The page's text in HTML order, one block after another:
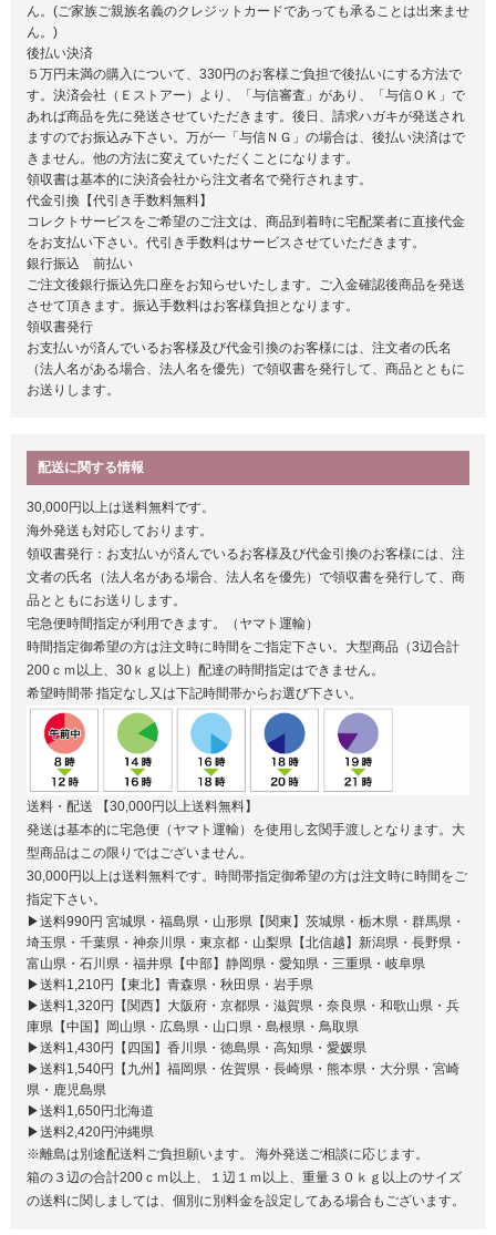
ん。(ご家族ご親族名義のクレジットカードであっても承ることは出来ませ
ん。)
後払い決済
５万円未満の購入について、330円のお客様ご負担で後払いにする方法で
す。決済会社（Ｅストアー）より、「与信審査」があり、「与信ＯＫ」で
あれば商品を先に発送させていただきます。後日、請求ハガキが発送され
ますのでお振込み下さい。万が一「与信ＮＧ」の場合は、後払い決済はで
きません。他の方法に変えていただくことになります。
領収書は基本的に決済会社から注文者名で発行されます。
代金引換【代引き手数料無料】
コレクトサービスをご希望のご注文は、商品到着時に宅配業者に直接代金
をお支払い下さい。代引き手数料はサービスさせていただきます。
銀行振込 前払い
ご注文後銀行振込先口座をお知らせいたします。ご入金確認後商品を発送
させて頂きます。振込手数料はお客様負担となります。
領収書発行
お支払いが済んでいるお客様及び代金引換のお客様には、注文者の氏名
（法人名がある場合、法人名を優先）で領収書を発行して、商品とともに
お送りします。
配送に関する情報
30,000円以上は送料無料です。
海外発送も対応しております。
領収書発行：お支払いが済んでいるお客様及び代金引換のお客様には、注
文者の氏名（法人名がある場合、法人名を優先）で領収書を発行して、商
品とともにお送りします。
宅急便時間指定が利用できます。（ヤマト運輸）
時間指定御希望の方は注文時に時間をご指定下さい。大型商品（3辺合計
200ｃｍ以上、30ｋｇ以上）配達の時間指定はできません。
希望時間帯指定なし又は下記時間帯からお選び下さい。
送料・配送 【30,000円以上送料無料】
発送は基本的に宅急便（ヤマト運輸）を使用し玄関手渡しとなります。大
型商品はこの限りではございません。
30,000円以上は送料無料です。時間帯指定御希望の方は注文時に時間をご
指定下さい。
▶送料990円 宮城県・福島県・山形県【関東】茨城県・栃木県・群馬県・
埼玉県・千葉県・神奈川県・東京都・山梨県【北信越】新潟県・長野県・
富山県・石川県・福井県【中部】静岡県・愛知県・三重県・岐阜県
▶送料1,210円【東北】青森県・秋田県・岩手県
▶送料1,320円【関西】大阪府・京都県・滋賀県・奈良県・和歌山県・兵
庫県【中国】岡山県・広島県・山口県・島根県・鳥取県
▶送料1,430円【四国】香川県・徳島県・高知県・愛媛県
▶送料1,540円【九州】福岡県・佐賀県・長崎県・熊本県・大分県・宮崎
県・鹿児島県
▶送料1,650円北海道
▶送料2,420円沖縄県
※離島は別途配送料ご負担願います。 海外発送ご相談に応じます。
箱の３辺の合計200ｃｍ以上、１辺１ｍ以上、重量３０ｋｇ以上のサイズ
の送料に関しましては、個別に別料金を設定してある場合もございます。